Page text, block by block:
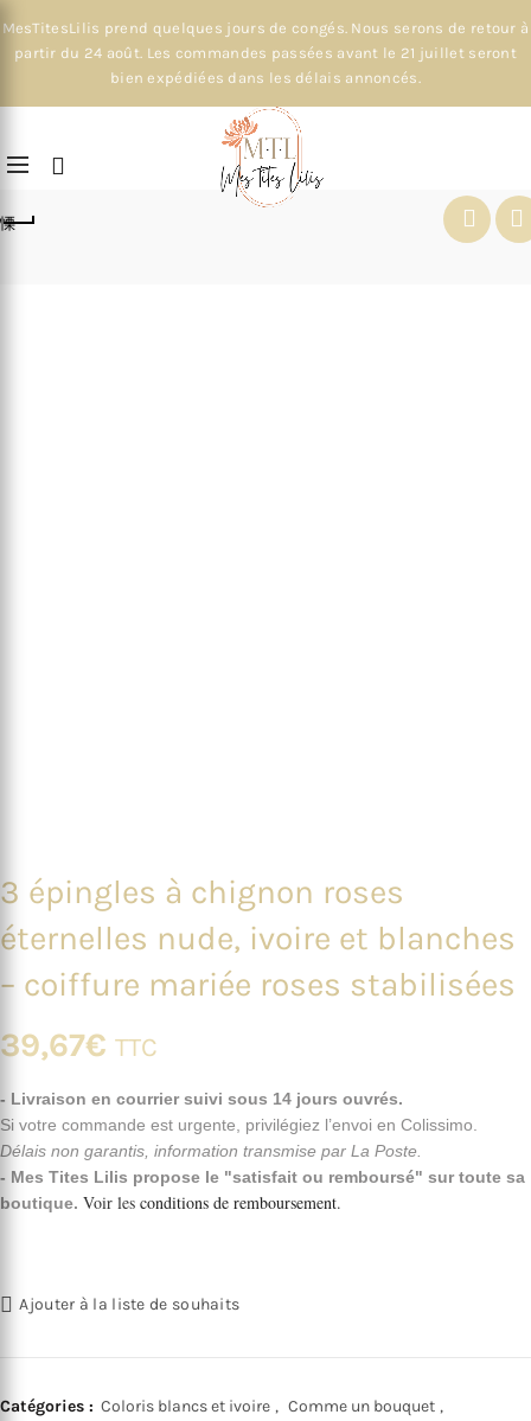
MesTitesLilis prend quelques jours de congés. Nous serons de retour à
partir du 24 août. Les commandes passées avant le 21 juillet seront
bien expédiées dans les délais annoncés.
3 épingles à chignon roses
éternelles nude, ivoire et blanches
– coiffure mariée roses stabilisées
39,67€ TTC
- Livraison en courrier suivi sous 14 jours ouvrés.
Si votre commande est urgente, privilégiez l’envoi en Colissimo.
Délais non garantis, information transmise par La Poste.
- Mes Tites Lilis propose le "satisfait ou remboursé" sur toute sa
boutique. Voir les conditions de remboursement.
Ajouter à la liste de souhaits
Catégories : Coloris blancs et ivoire , Comme un bouquet ,